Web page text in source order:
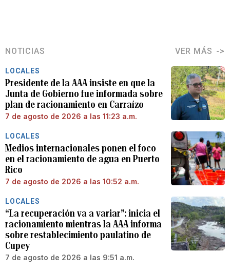
NOTICIAS VER MÁS
LOCALES
Presidente de la AAA insiste en que la
Junta de Gobierno fue informada sobre
plan de racionamiento en Carraízo
7 de agosto de 2026 a las 11:23 a.m.
LOCALES
Medios internacionales ponen el foco
en el racionamiento de agua en Puerto
Rico
7 de agosto de 2026 a las 10:52 a.m.
LOCALES
“La recuperación va a variar”: inicia el
racionamiento mientras la AAA informa
sobre restablecimiento paulatino de
Cupey
7 de agosto de 2026 a las 9:51 a.m.